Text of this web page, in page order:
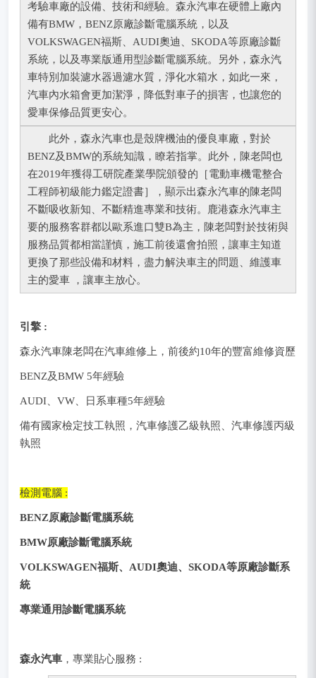
考驗車廠的設備、技術和經驗。森永汽車在硬體上廠內
備有BMW，BENZ原廠診斷電腦系統，以及
VOLKSWAGEN福斯、AUDI奧迪、SKODA等原廠診斷
系統，以及專業版通用型診斷電腦系統。另外，森永汽
車特別加裝濾水器過濾水質，淨化水箱水，如此一來，
汽車內水箱會更加潔淨，降低對車子的損害，也讓您的
愛車保修品質更安心。
此外，森永汽車也是殼牌機油的優良車廠，對於
BENZ及BMW的系統知識，瞭若指掌。此外，陳老闆也
在2019年獲得工研院產業學院頒發的［電動車機電整合
工程師初級能力鑑定證書］，顯示出森永汽車的陳老闆
不斷吸收新知、不斷精進專業和技術。鹿港森永汽車主
要的服務客群都以歐系進口雙B為主，陳老闆對於技術與
服務品質都相當謹慎，施工前後還會拍照，讓車主知道
更換了那些設備和材料，盡力解決車主的問題、維護車
主的愛車 ，讓車主放心。
引擎 :
森永汽車陳老闆在汽車維修上，前後約10年的豐富維修資歷
BENZ及BMW 5年經驗
AUDI、VW、日系車種5年經驗
備有國家檢定技工執照，汽車修護乙級執照、汽車修護丙級
執照
檢測電腦 :
BENZ原廠診斷電腦系統
BMW原廠診斷電腦系統
VOLKSWAGEN福斯、AUDI奧迪、SKODA等原廠診斷系
統
專業通用診斷電腦系統
森永汽車 ，專業貼心服務 :